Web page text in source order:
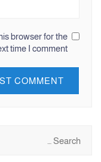
browser for the
time I comment.